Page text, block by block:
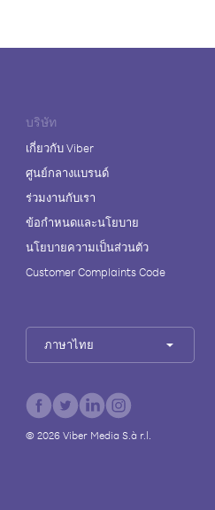
บริษัท
เกี่ยวกับ Viber
ศูนย์กลางแบรนด์
ร่วมงานกับเรา
ข้อกำหนดและนโยบาย
นโยบายความเป็นส่วนตัว
Customer Complaints Code
ภาษาไทย
© 2026Viber Media S.à r.l.